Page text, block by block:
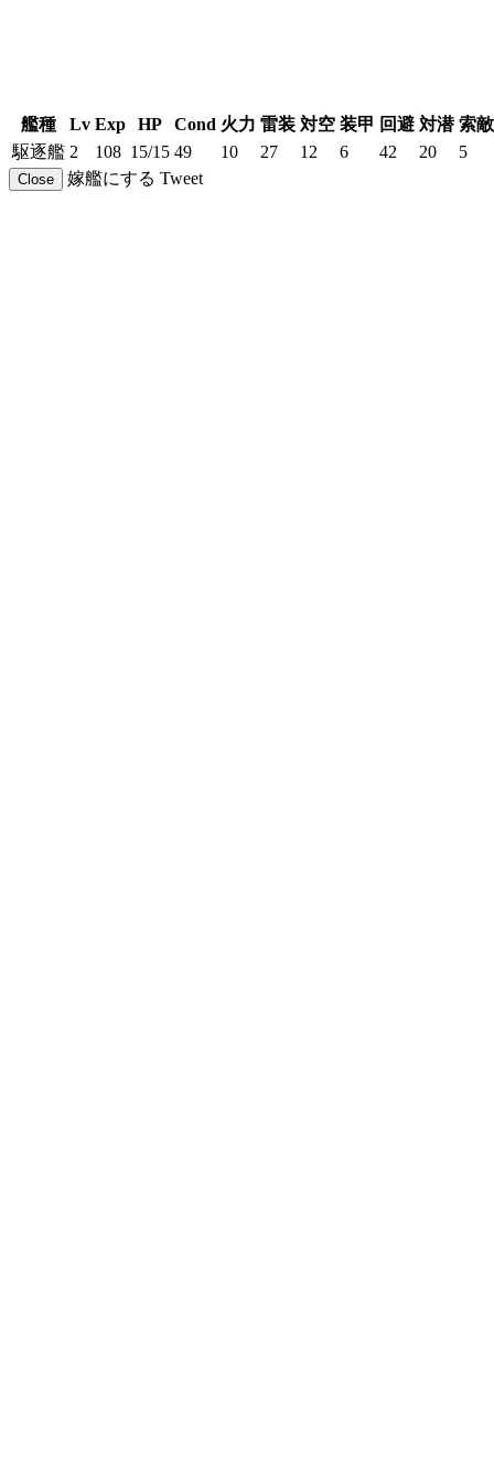
艦種 Lv Exp HP Cond 火力 雷装 対空 装甲 回避 対潜 索敵
駆逐艦 2 108 15/15 49 10 27 12 6 42 20 5
Close 嫁艦にする Tweet